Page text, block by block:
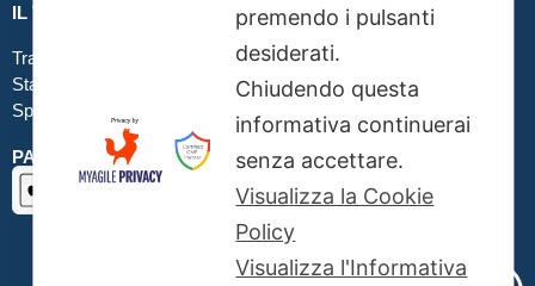
IL TUO ORDINE
Traccia la tua spedizione
Stato del tuo ordine
Spedizioni
PAGAMENTI SICURI SSL
premendo i pulsanti
desiderati.
Chiudendo questa
informativa continuerai
senza accettare.
Visualizza la Cookie
Policy
Visualizza l'Informativa